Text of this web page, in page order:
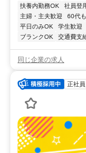
扶養内勤務OK 社員登
主婦・主夫歓迎
60代
平日のみOK
学生歓迎
ブランクOK
交通費支
同じ企業の求人
正社員